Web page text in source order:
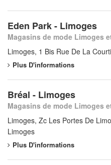
Eden Park - Limoges
Magasins de mode Limoges
Limoges, 1 Bis Rue De La
Plus D'informations
Bréal - Limoges
Magasins de mode Limoges
Limoges, Zc Les Portes De
Limoges
Plus D'informations